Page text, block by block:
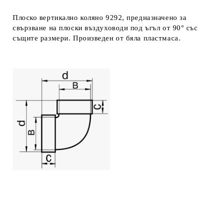
Плоско вертикално коляно 9292, предназначено за
свързване на плоски въздуховоди под ъгъл от 90° със
същите размери. Произведен от бяла пластмаса.